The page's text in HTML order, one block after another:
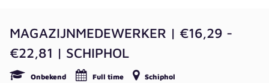
MAGAZIJNMEDEWERKER | €16,29 -
€22,81 | SCHIPHOL
Onbekend Full time Schiphol